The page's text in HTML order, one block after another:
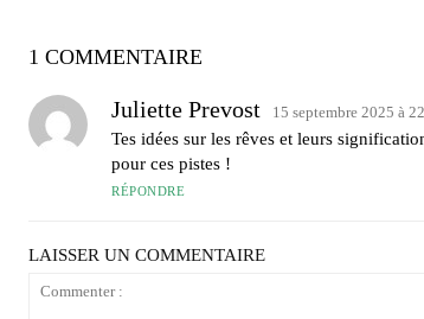
1 COMMENTAIRE
Juliette Prevost 15 septembre 2025 à
Tes idées sur les rêves et leurs
pour ces pistes !
RÉPONDRE
LAISSER UN COMMENTAIRE